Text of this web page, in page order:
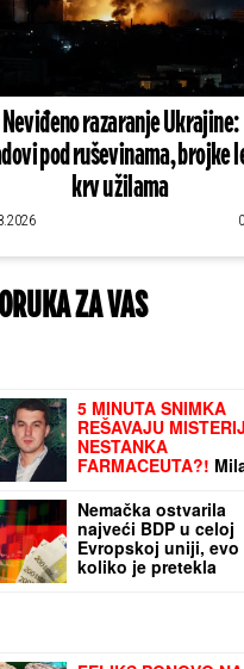
Neviđeno razaranje Ukrajine:
pod ruševinama, brojke
krv u žilama
ZA VAS
5 MINUTA SNIMKA
REŠAVAJU
NESTANKA
FARMACEUTA?!
otišao na posao i
NIKO NIJE VIDEO:
je poslao OVU
(FOTO)
Nemačka ostvarila
najveći BDP u celoj
Evropskoj uniji, evo
koliko je pretekla